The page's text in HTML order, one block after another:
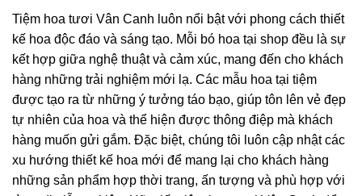
Tiệm hoa tươi Vân Canh luôn nổi bật với phong cách thiết
kế hoa độc đáo và sáng tạo. Mỗi bó hoa tại shop đều là sự
kết hợp giữa nghệ thuật và cảm xúc, mang đến cho khách
hàng những trải nghiệm mới lạ. Các mẫu hoa tại tiệm
được tạo ra từ những ý tưởng táo bạo, giúp tôn lên vẻ đẹp
tự nhiên của hoa và thể hiện được thông điệp mà khách
hàng muốn gửi gắm. Đặc biệt, chúng tôi luôn cập nhật các
xu hướng thiết kế hoa mới để mang lại cho khách hàng
những sản phẩm hợp thời trang, ấn tượng và phù hợp với